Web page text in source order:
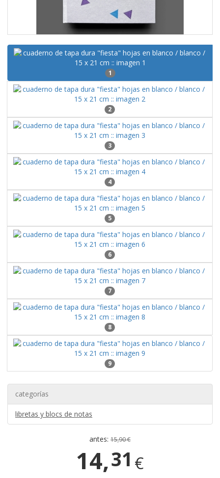
1
2
3
4
5
6
7
8
9
categorías
libretas y blocs de notas
antes: 15,90 €
14,31 €